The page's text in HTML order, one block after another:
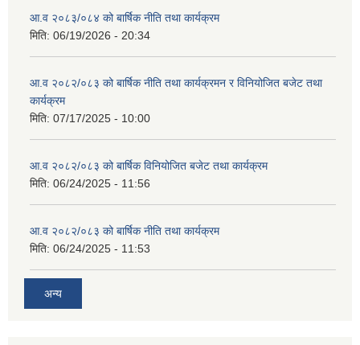
आ.व २०८३/०८४ को बार्षिक नीति तथा कार्यक्रम
मिति: 06/19/2026 - 20:34
आ.व २०८२/०८३ को बार्षिक नीति तथा कार्यक्रमन र विनियोजित बजेट तथा
कार्यक्रम
मिति: 07/17/2025 - 10:00
आ.व २०८२/०८३ को बार्षिक विनियोजित बजेट तथा कार्यक्रम
मिति: 06/24/2025 - 11:56
आ.व २०८२/०८३ को बार्षिक नीति तथा कार्यक्रम
मिति: 06/24/2025 - 11:53
अन्य